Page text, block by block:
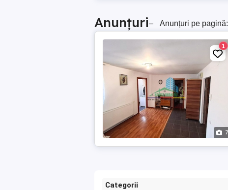
Anunțuri– Anunțuri pe pagină:
7
1
Categorii